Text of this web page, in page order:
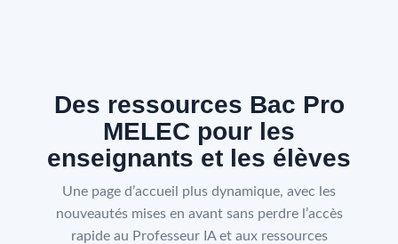
Des ressources Bac Pro
MELEC pour les
enseignants et les élèves
Une page d’accueil plus dynamique, avec les
nouveautés mises en avant sans perdre l’accès
rapide au Professeur IA et aux ressources